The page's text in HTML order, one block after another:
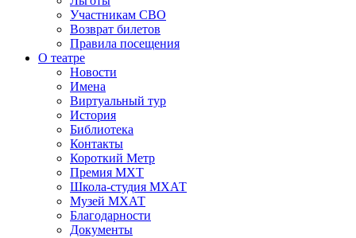
Участникам СВО
Возврат билетов
Правила посещения
О театре
Новости
Имена
Виртуальный тур
История
Библиотека
Контакты
Короткий Метр
Премия МХТ
Школа-студия МХАТ
Музей МХАТ
Благодарности
Документы